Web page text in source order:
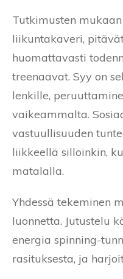
Tutkimusten
liikuntakaveri,
huomattavasti
treenaavat. Syy on
lenkille,
vaikeammalta.
vastuullisuuden
liikkeellä silloinkin,
matalalla.
Yhdessä tekeminen
luonnetta. Jutustelu
energia spinning-
rasituksesta, ja